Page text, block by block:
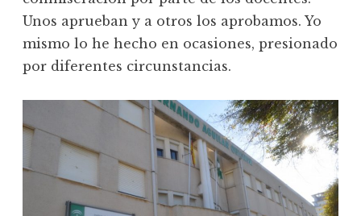
Unos aprueban y a otros los aprobamos. Yo
mismo lo he hecho en ocasiones, presionado
por diferentes circunstancias.